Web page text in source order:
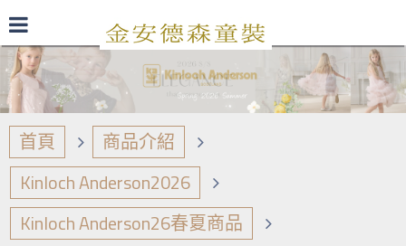
最新型錄 品牌日誌 商品介紹
首頁
商品介紹
Kinloch Anderson2026
Kinloch Anderson26春夏商品